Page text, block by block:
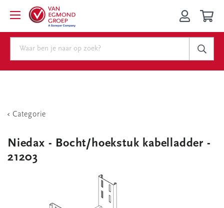
Categorie
Niedax - Bocht/hoekstuk kabelladder -
21203